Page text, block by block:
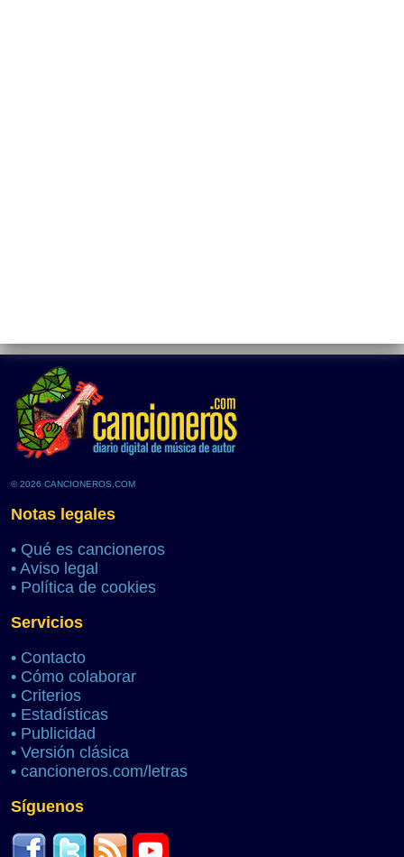
© 2026 CANCIONEROS.COM
Notas legales
• Qué es cancioneros
• Aviso legal
• Política de cookies
Servicios
• Contacto
• Cómo colaborar
• Criterios
• Estadísticas
• Publicidad
• Versión clásica
• cancioneros.com/letras
Síguenos